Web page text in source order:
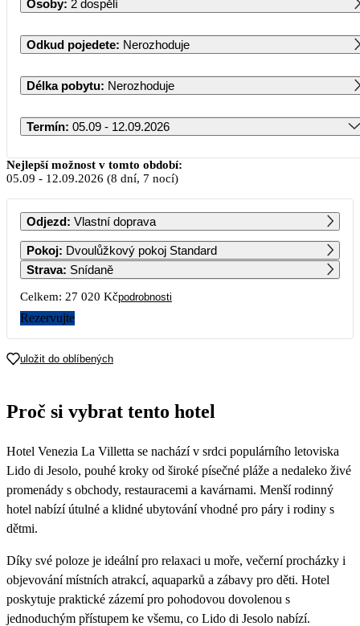
Osoby: 2 dospělí
Odkud pojedete: Nerozhoduje
Délka pobytu: Nerozhoduje
Termín: 05.09 - 12.09.2026
Září 2026
PO ÚT ST ČT PÁ SO NE
1 2 3 4
16 200
5 6
7 8 9 10 11 12 13
21
28 29 30
Nejlepší možnost v tomto období:
05.09 - 12.09.2026 (8 dní, 7 nocí)
Odjezd: Vlastní doprava
Pokoj: Dvoulůžkový pokoj Standard
Strava: Snídaně
Celkem: 27 020 Kčpodrobnosti
Rezervujte
uložit do oblíbených
Proč si vybrat tento hotel
Hotel Venezia La Villetta se nachází v srdci populárního letoviska
Lido di Jesolo, pouhé kroky od široké písečné pláže a nedaleko živé
promenády s obchody, restauracemi a kavárnami. Menší rodinný
hotel nabízí útulné a klidné ubytování vhodné pro páry i rodiny s
dětmi.
Díky své poloze je ideální pro relaxaci u moře, večerní procházky i
objevování místních atrakcí, aquaparků a zábavy pro děti. Hotel
poskytuje praktické zázemí pro pohodovou dovolenou s
jednoduchým přístupem ke všemu, co Lido di Jesolo nabízí.